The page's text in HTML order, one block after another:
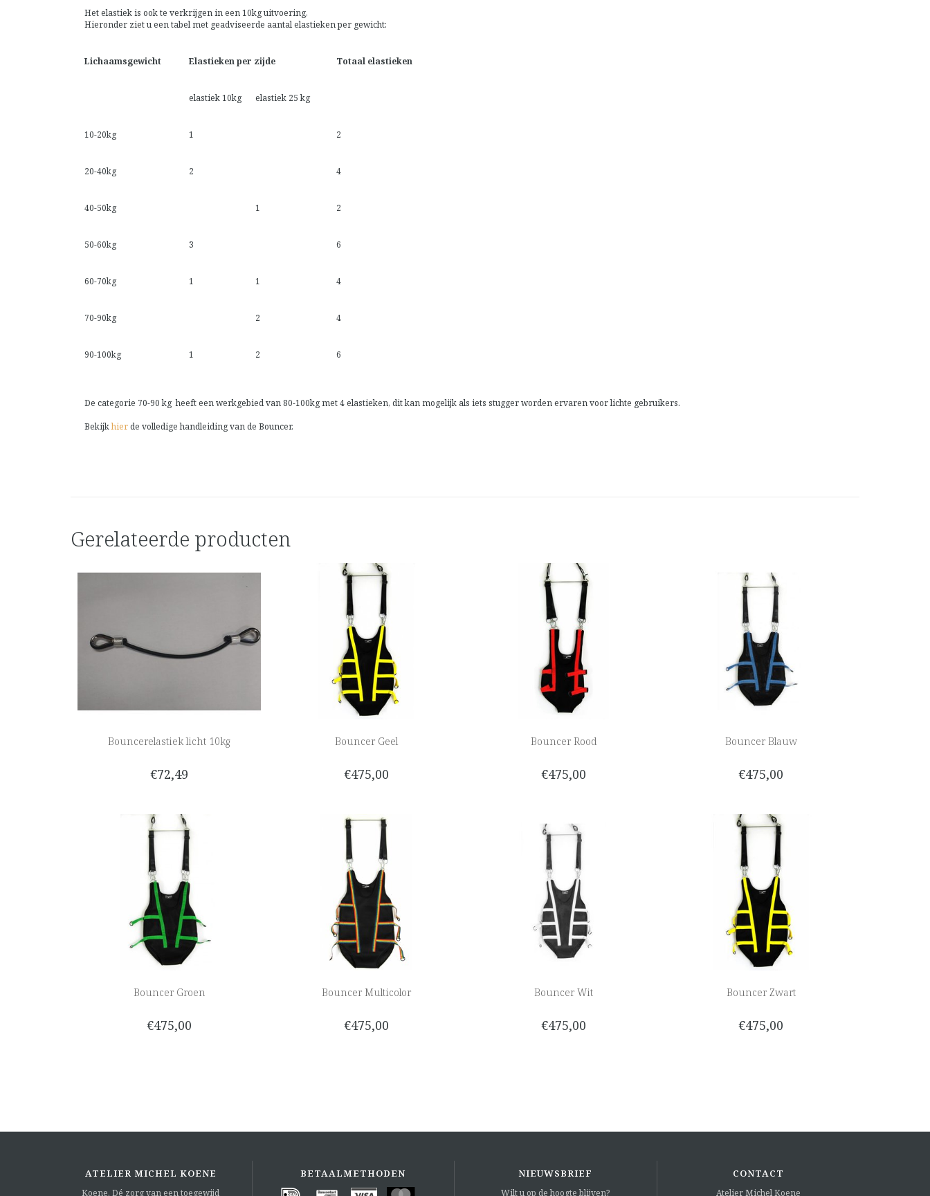
Het elastiek is ook te verkrijgen in een 10kg uitvoering,
Hieronder ziet u een tabel met geadviseerde aantal elastieken per gewicht:
Lichaamsgewicht Elastieken per zijde Totaal elastieken
elastiek 10kg elastiek 25 kg
10-20kg 1 2
20-40kg 2 4
40-50kg 1 2
50-60kg 3 6
60-70kg 1 1 4
70-90kg 2 4
90-100kg 1 2 6
De categorie 70-90 kg heeft een werkgebied van 80-100kg met 4 elastieken, dit kan mogelijk als iets stugger worden ervaren voor lichte gebruikers.
Bekijkhierde volledige handleiding van de Bouncer.
Gerelateerde producten
Bouncerelastiek licht 10kg
€72,49
Bouncer Geel
€475,00
Bouncer Rood
€475,00
Bouncer Blauw
€475,00
Bouncer Groen
€475,00
Bouncer Multicolor
€475,00
Bouncer Wit
€475,00
Bouncer Zwart
€475,00
ATELIER MICHEL KOENE
Koene. Dé zorg van een toegewijd
BETAALMETHODEN NIEUWSBRIEF
Wilt u op de hoogte blijven?
CONTACT
Atelier Michel Koene